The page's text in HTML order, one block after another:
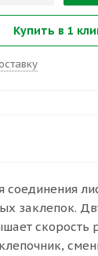
Купить в 1
соединения
заклепок.
скорость